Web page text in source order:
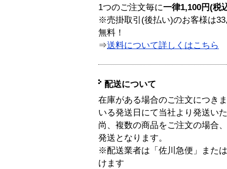
1つのご注文毎に一律1,100円(税
※売掛取引(後払い)のお客様は
無料！
⇒送料について詳しくはこちら
配送について
在庫がある場合のご注文につき
いる発送日にて当社より発送い
尚、複数の商品をご注文の場合
発送となります。
※配送業者は「佐川急便」また
けます